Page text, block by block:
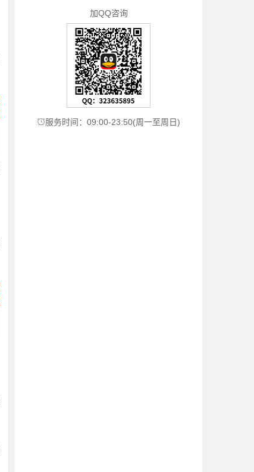
加QQ咨询
服务时间：09:00-23:50(周一至周日)